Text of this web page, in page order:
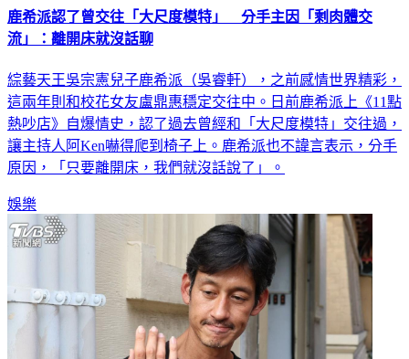
鹿希派認了曾交往「大尺度模特」 分手主因「剩肉體交
流」：離開床就沒話聊
綜藝天王吳宗憲兒子鹿希派（吳睿軒），之前感情世界精彩，
這兩年則和校花女友盧鼎惠穩定交往中。日前鹿希派上《11點
熱吵店》自爆情史，認了過去曾經和「大尺度模特」交往過，
讓主持人阿Ken嚇得爬到椅子上。鹿希派也不諱言表示，分手
原因，「只要離開床，我們就沒話說了」。
娛樂